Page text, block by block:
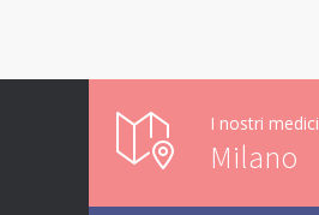
I nostri
Milano